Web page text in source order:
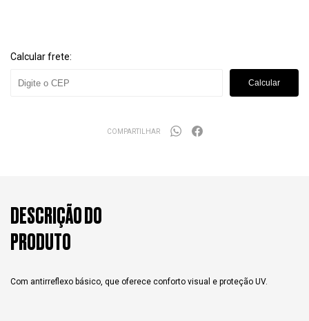
Calcular frete:
Calcular
COMPARTILHAR
DESCRIÇÃO DO
PRODUTO
Com antirreflexo básico, que oferece conforto visual e proteção UV.